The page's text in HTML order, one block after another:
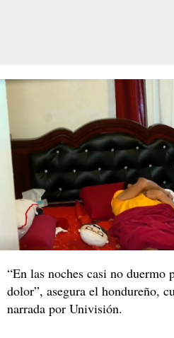
“En las noches casi no duermo
dolor”, asegura el hondureño,
narrada por Univisión.